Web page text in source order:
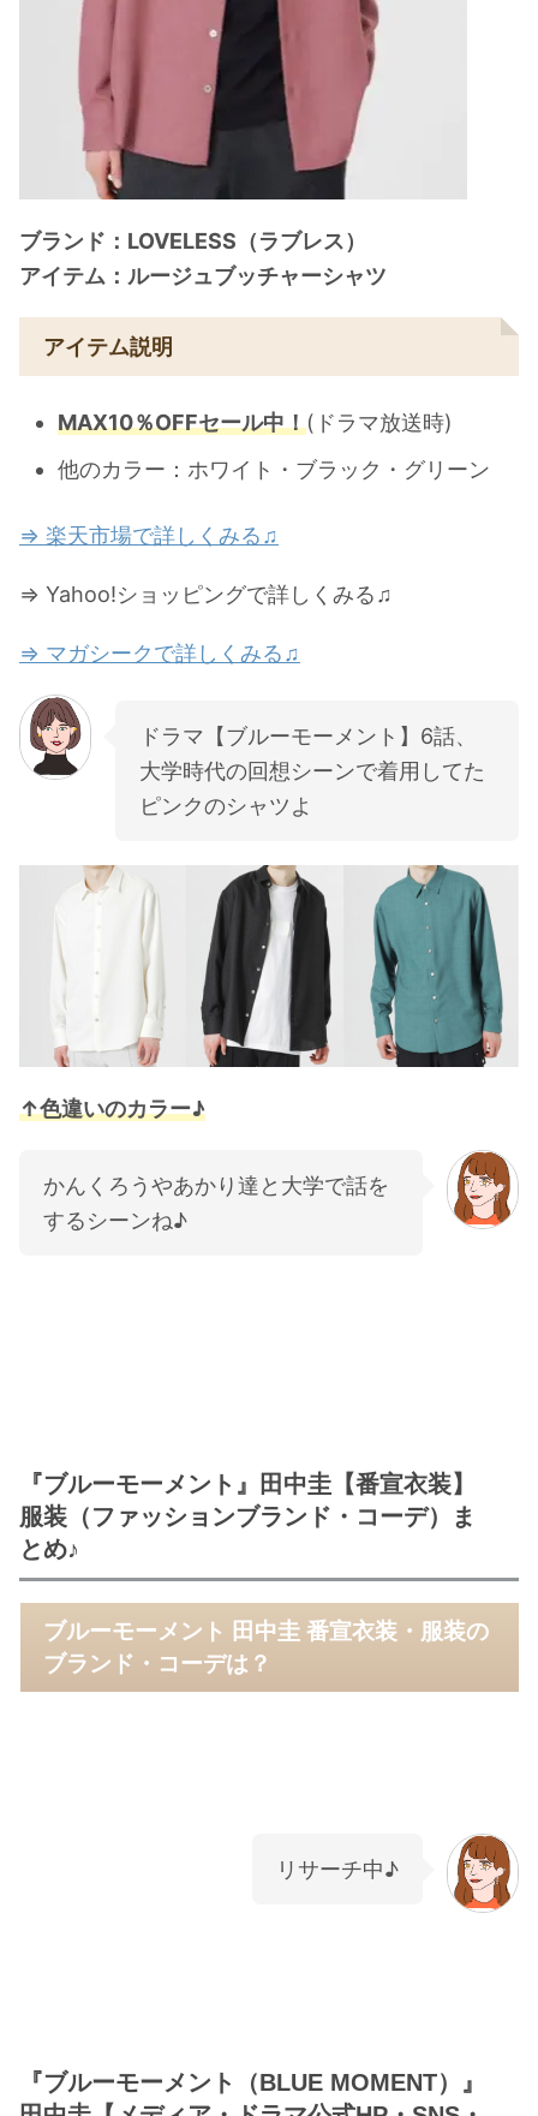
ブランド：LOVELESS（ラブレス）
アイテム：ルージュブッチャーシャツ
アイテム説明
MAX10％OFFセール中！(ドラマ放送時)
他のカラー：ホワイト・ブラック・グリーン
⇒ 楽天市場で詳しくみる♫
⇒ Yahoo!ショッピングで詳しくみる♫
⇒ マガシークで詳しくみる♫
ドラマ【ブルーモーメント】6話、
大学時代の回想シーンで着用してた
ピンクのシャツよ
↑色違いのカラー♪
かんくろうやあかり達と大学で話を
するシーンね♪
『ブルーモーメント』田中圭【番宣衣装】
服装（ファッションブランド・コーデ）ま
とめ♪
ブルーモーメント 田中圭 番宣衣装・服装の
ブランド・コーデは？
リサーチ中♪
『ブルーモーメント（BLUE MOMENT）』